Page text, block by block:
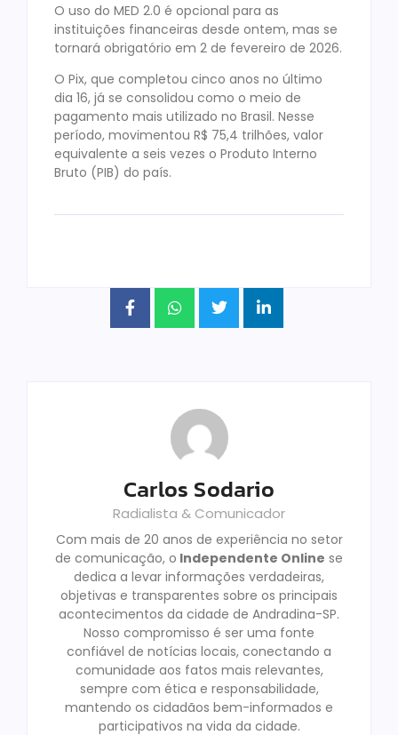
O uso do MED 2.0 é opcional para as
instituições financeiras desde ontem, mas se
tornará obrigatório em 2 de fevereiro de 2026.
O Pix, que completou cinco anos no último
dia 16, já se consolidou como o meio de
pagamento mais utilizado no Brasil. Nesse
período, movimentou R$ 75,4 trilhões, valor
equivalente a seis vezes o Produto Interno
Bruto (PIB) do país.
Carlos Sodario
Radialista & Comunicador
Com mais de 20 anos de experiência no setor
de comunicação, o Independente Online se
dedica a levar informações verdadeiras,
objetivas e transparentes sobre os principais
acontecimentos da cidade de Andradina-SP.
Nosso compromisso é ser uma fonte
confiável de notícias locais, conectando a
comunidade aos fatos mais relevantes,
sempre com ética e responsabilidade,
mantendo os cidadãos bem-informados e
participativos na vida da cidade.